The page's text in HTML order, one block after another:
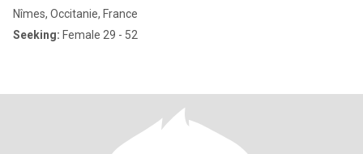
Nîmes, Occitanie, France
Seeking: Female 29 - 52